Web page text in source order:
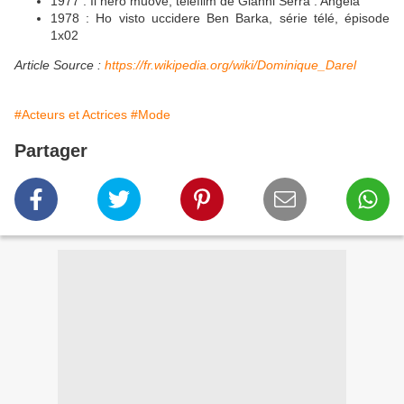
1978 : Ho visto uccidere Ben Barka, série télé, épisode
1x02
Article Source : https://fr.wikipedia.org/wiki/Dominique_Darel
#Acteurs et Actrices #Mode
Partager